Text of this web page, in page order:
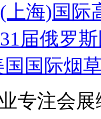
上海)国际
届俄罗
国国际烟
专注会